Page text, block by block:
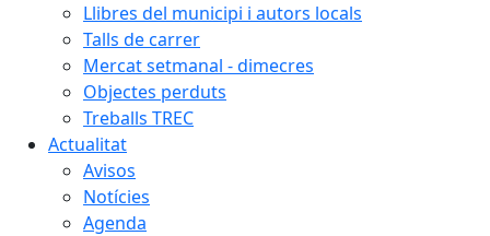
Llibres del municipi i autors locals
Talls de carrer
Mercat setmanal - dimecres
Objectes perduts
Treballs TREC
Actualitat
Avisos
Notícies
Agenda